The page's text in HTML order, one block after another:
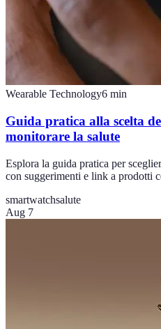
Wearable Technology6 min
Guida pratica alla scelta
monitorare la salute
Esplora la guida pratica per
con suggerimenti e link a prodotti
smartwatchsalute
Aug 7